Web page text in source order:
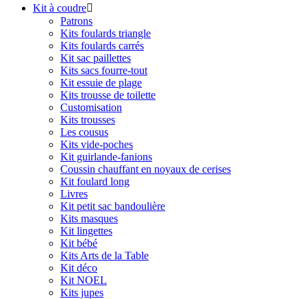
Kit à coudre
Patrons
Kits foulards triangle
Kits foulards carrés
Kit sac paillettes
Kits sacs fourre-tout
Kit essuie de plage
Kits trousse de toilette
Customisation
Kits trousses
Les cousus
Kits vide-poches
Kit guirlande-fanions
Coussin chauffant en noyaux de cerises
Kit foulard long
Livres
Kit petit sac bandoulière
Kits masques
Kit lingettes
Kit bébé
Kits Arts de la Table
Kit déco
Kit NOEL
Kits jupes